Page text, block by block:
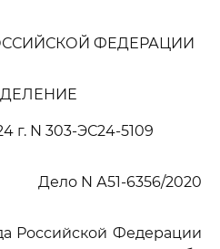
ФЕДЕРАЦИИ
г. N 303-ЭС24-5109
Дело N А51-6356/2020
Российской Федерации